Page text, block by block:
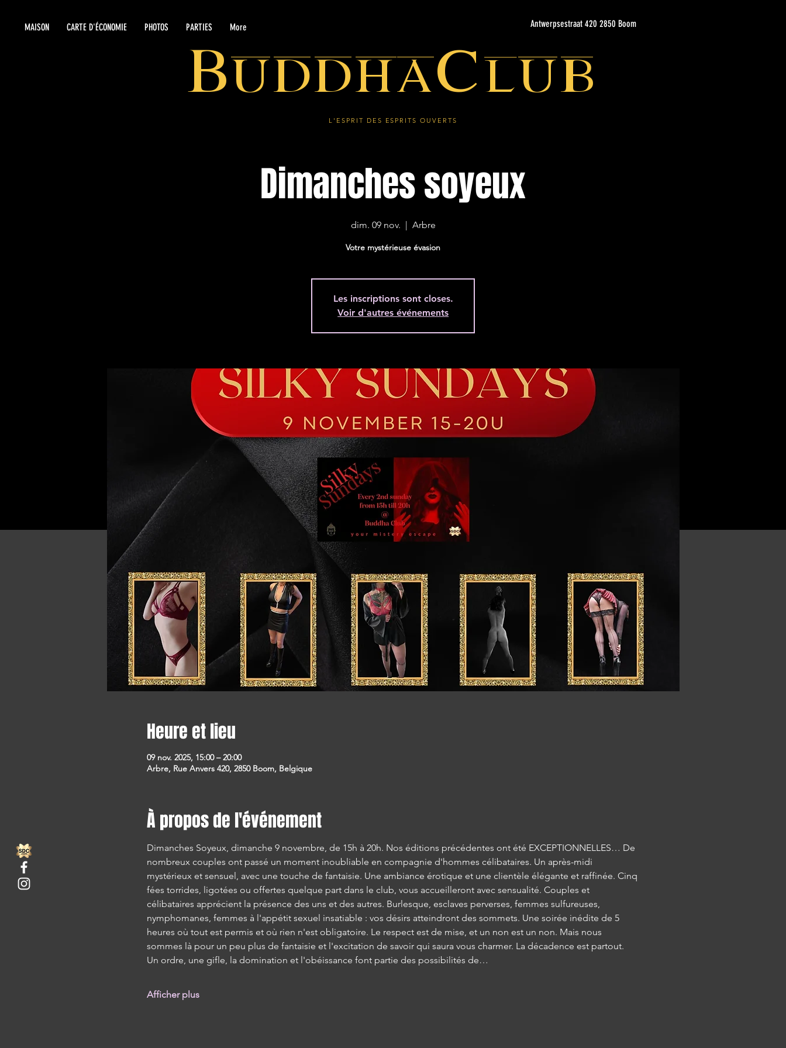
MAISON CARTE D'ÉCONOMIE PHOTOS PARTIES More Antwerpsestraat 420 2850 Boom
BuddhaClub
L'ESPRIT DES ESPRITS OUVERTS
Dimanches soyeux
dim. 09 nov.
  |
Arbre
Votre mystérieuse évasion
Les inscriptions sont closes.
Voir d'autres événements
Heure et lieu
09 nov. 2025, 15:00 – 20:00
Arbre, Rue Anvers 420, 2850 Boom, Belgique
À propos de l'événement
Dimanches Soyeux, dimanche 9 novembre, de 15h à 20h. Nos éditions précédentes ont été EXCEPTIONNELLES… De
nombreux couples ont passé un moment inoubliable en compagnie d'hommes célibataires. Un après-midi
mystérieux et sensuel, avec une touche de fantaisie. Une ambiance érotique et une clientèle élégante et raffinée. Cinq
fées torrides, ligotées ou offertes quelque part dans le club, vous accueilleront avec sensualité. Couples et
célibataires apprécient la présence des uns et des autres. Burlesque, esclaves perverses, femmes sulfureuses,
nymphomanes, femmes à l'appétit sexuel insatiable : vos désirs atteindront des sommets. Une soirée inédite de 5
heures où tout est permis et où rien n'est obligatoire. Le respect est de mise, et un non est un non. Mais nous
sommes là pour un peu plus de fantaisie et l'excitation de savoir qui saura vous charmer. La décadence est partout.
Un ordre, une gifle, la domination et l'obéissance font partie des possibilités de…
Afficher plus